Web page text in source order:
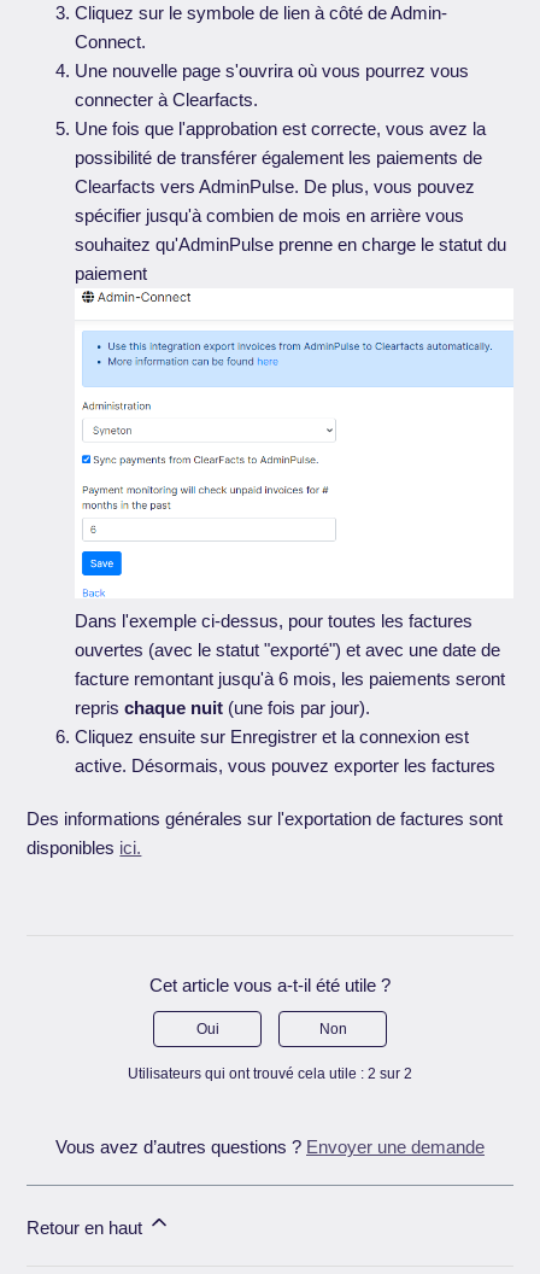
Cliquez sur le symbole de lien à côté de Admin-
Connect.
Une nouvelle page s'ouvrira où vous pourrez vous
connecter à Clearfacts.
Une fois que l'approbation est correcte, vous avez la
possibilité de transférer également les paiements de
Clearfacts vers AdminPulse. De plus, vous pouvez
spécifier jusqu'à combien de mois en arrière vous
souhaitez qu'AdminPulse prenne en charge le statut du
paiement
Dans l'exemple ci-dessus, pour toutes les factures
ouvertes (avec le statut "exporté") et avec une date de
facture remontant jusqu'à 6 mois, les paiements seront
repris chaque nuit (une fois par jour).
Cliquez ensuite sur Enregistrer et la connexion est
active. Désormais, vous pouvez exporter les factures
Des informations générales sur l'exportation de factures sont
disponibles ici.
Cet article vous a-t-il été utile ?
Oui Non
Utilisateurs qui ont trouvé cela utile : 2 sur 2
Vous avez d’autres questions ? Envoyer une demande
Retour en haut